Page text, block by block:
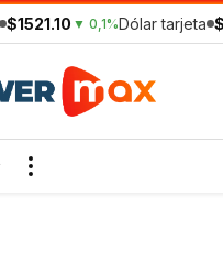
$1521.10 ▼ 0,1%Dólar tarjeta